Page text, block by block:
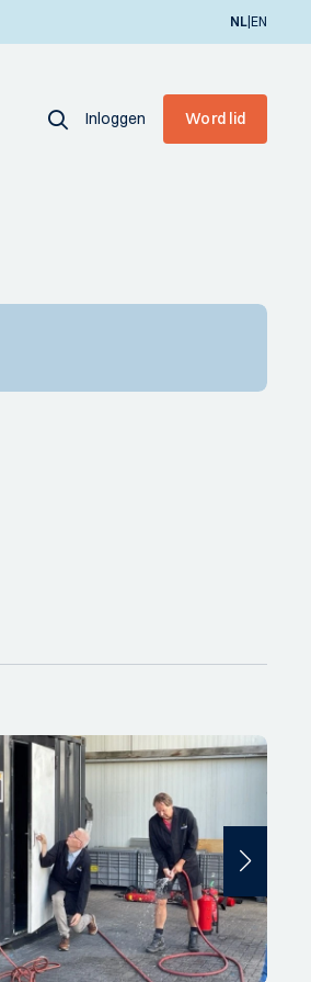
NL|EN
Inloggen Word lid